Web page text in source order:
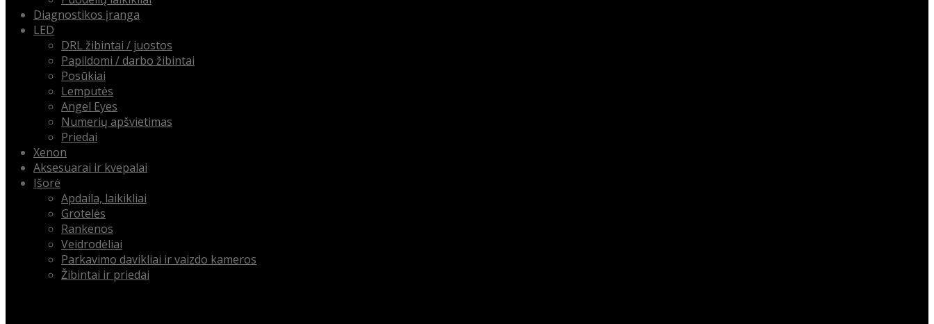
Diagnostikos įranga
LED
DRL žibintai / juostos
Papildomi / darbo žibintai
Posūkiai
Lemputės
Angel Eyes
Numerių apšvietimas
Priedai
Xenon
Aksesuarai ir kvepalai
Išorė
Apdaila, laikikliai
Grotelės
Rankenos
Veidrodėliai
Parkavimo davikliai ir vaizdo kameros
Žibintai ir priedai